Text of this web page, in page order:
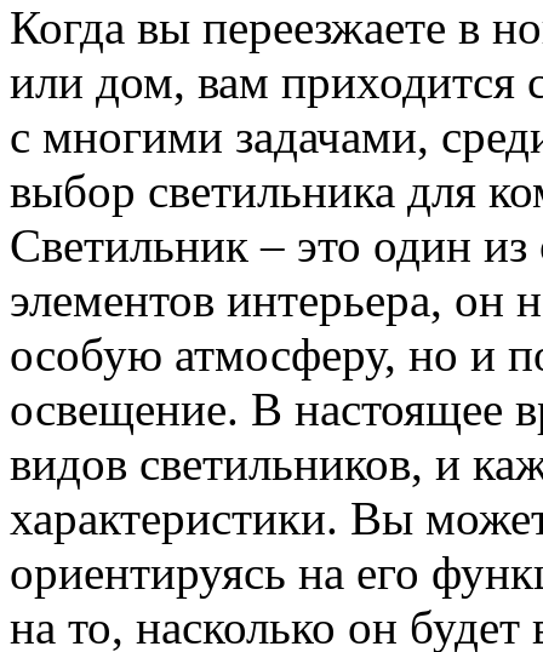
Когда вы переезжаете в
или дом, вам приходится
с многими задачами,
выбор светильника для
Светильник – это один
элементов интерьера, он
особую атмосферу, но и
освещение. В настоящее
видов светильников, и
характеристики. Вы
ориентируясь на его
на то, насколько он